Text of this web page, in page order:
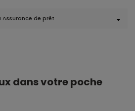
Assurance de prêt
dans votre poche